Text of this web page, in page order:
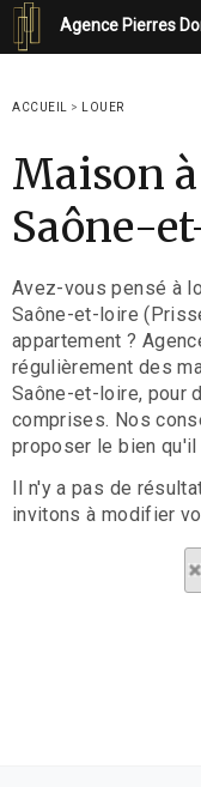
Agence Pierres
ACCUEIL > LOUER
Maison
Saône-
Avez-vous pensé à
Saône-et-loire
appartement ?
régulièrement des
Saône-et-loire, pour
comprises. Nos
proposer le bien qu'il
Il n'y a pas de
invitons à modifier